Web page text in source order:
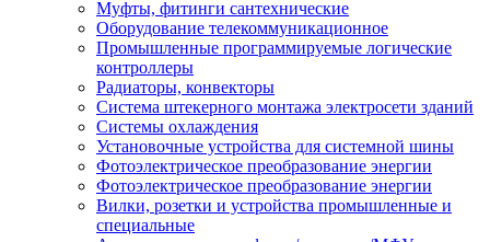
Муфты, фитинги сантехнические
Оборудование телекоммуникационное
Промышленные программируемые логические
контроллеры
Радиаторы, конвекторы
Система штекерного монтажа электросети зданий
Системы охлаждения
Установочные устройства для системной шины
Фотоэлектрическое преобразование энергии
Фотоэлектрическое преобразование энергии
Вилки, розетки и устройства промышленные и
специальные